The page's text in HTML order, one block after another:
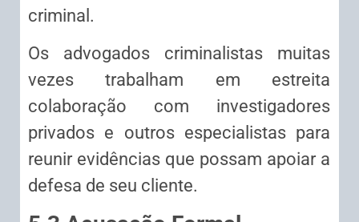
criminal.
Os advogados criminalistas muitas
vezes trabalham em estreita
colaboração com investigadores
privados e outros especialistas para
reunir evidências que possam apoiar a
defesa de seu cliente.